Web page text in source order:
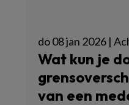
do 08 jan 2026 |
Wat kun je
van een